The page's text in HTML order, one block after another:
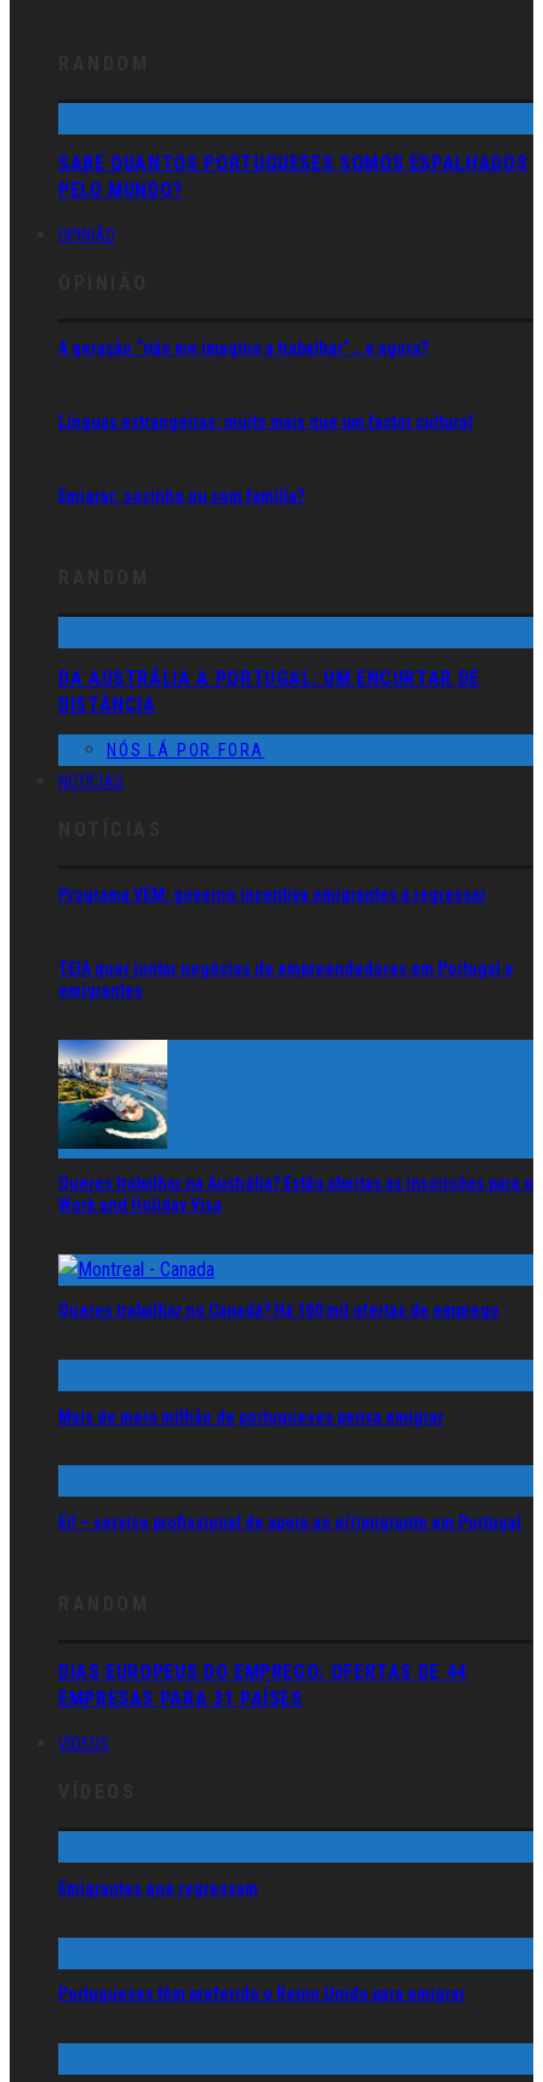
SABE QUANTOS PORTUGUESES SOMOS ESPALHADOS
PELO MUNDO?
OPINIÃO
A geração “não me imagino a trabalhar”… e agora?
Línguas estrangeiras: muito mais que um factor cultural
Emigrar: sozinho ou com família?
DA AUSTRÁLIA A PORTUGAL: UM ENCURTAR DE
DISTÂNCIA
NÓS LÁ POR FORA
NOTÍCIAS
Programa VEM: governo incentiva emigrantes a regressar
TEIA quer juntar negócios de empreendedores em Portugal e
emigrantes
Queres trabalhar na Austrália? Estão abertas as inscrições para o
Work and Holiday Visa
Queres trabalhar no Canadá? Há 100 mil ofertas de emprego
Mais de meio milhão de portugueses pensa emigrar
Ei! – serviço profissional de apoio ao e(i)migrante em Portugal
DIAS EUROPEUS DO EMPREGO: OFERTAS DE 44
EMPRESAS PARA 31 PAÍSES
VÍDEOS
Emigrantes que regressam
Portugueses têm preferido o Reino Unido para emigrar